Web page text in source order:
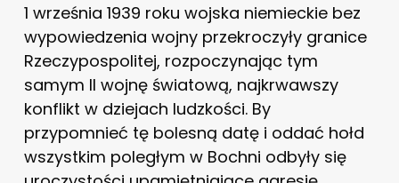
1 września 1939 roku wojska niemieckie bez
wypowiedzenia wojny przekroczyły granice
Rzeczypospolitej, rozpoczynając tym
samym II wojnę światową, najkrwawszy
konflikt w dziejach ludzkości. By
przypomnieć tę bolesną datę i oddać hołd
wszystkim poległym w Bochni odbyły się